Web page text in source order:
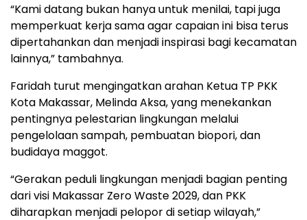
“Kami datang bukan hanya untuk menilai, tapi juga
memperkuat kerja sama agar capaian ini bisa terus
dipertahankan dan menjadi inspirasi bagi kecamatan
lainnya,” tambahnya.
Faridah turut mengingatkan arahan Ketua TP PKK
Kota Makassar, Melinda Aksa, yang menekankan
pentingnya pelestarian lingkungan melalui
pengelolaan sampah, pembuatan biopori, dan
budidaya maggot.
“Gerakan peduli lingkungan menjadi bagian penting
dari visi Makassar Zero Waste 2029, dan PKK
diharapkan menjadi pelopor di setiap wilayah,”